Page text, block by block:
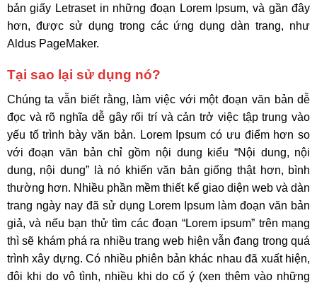
bản giấy Letraset in những đoạn Lorem Ipsum, và gần đây
hơn, được sử dụng trong các ứng dụng dàn trang, như
Aldus PageMaker.
Tại sao lại sử dụng nó?
Chúng ta vẫn biết rằng, làm việc với một đoạn văn bản dễ
đọc và rõ nghĩa dễ gây rối trí và cản trở việc tập trung vào
yếu tố trình bày văn bản. Lorem Ipsum có ưu điểm hơn so
với đoạn văn bản chỉ gồm nội dung kiểu “Nội dung, nội
dung, nội dung” là nó khiến văn bản giống thật hơn, bình
thường hơn. Nhiều phần mềm thiết kế giao diện web và dàn
trang ngày nay đã sử dụng Lorem Ipsum làm đoạn văn bản
giả, và nếu bạn thử tìm các đoạn “Lorem ipsum” trên mạng
thì sẽ khám phá ra nhiều trang web hiện vẫn đang trong quá
trình xây dựng. Có nhiều phiên bản khác nhau đã xuất hiện,
đôi khi do vô tình, nhiều khi do cố ý (xen thêm vào những